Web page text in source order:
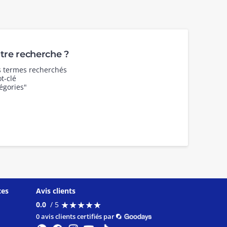
recherche ?
recherchés
clé
Avis clients
0.0 / 5 ★★★★★
★★★★★
0 avis clients certifiés par